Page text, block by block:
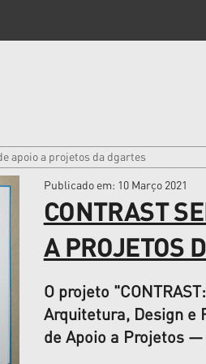
apoio a projetos da dgartes
Publicado em: 10 Março 2021
CONTRAST
A PROJETOS
O projeto
Arquitetura, Design e
de Apoio a Projetos —